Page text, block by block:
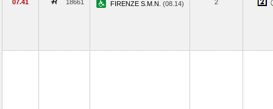
07.41 18661 FIRENZE S.M.N. (08.14) 2